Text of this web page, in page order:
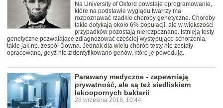
Na University of Oxford powstaje oprogramowanie,
które na podstawie wyglądu twarrzy ma
rozpoznawać rzadkie choroby genetyczne. Choroby
takie dotykają około 6% populacji, ale w większości
przypadków pozostają nierozpoznane. Istnieją testy
genetyczne pozwalające zdiagnozować częściej występujące schorzenia,
takie jak np. zespół Downa. Jednak dla wielu chorób testy nie zostały
opracowane, gdyż nie zidentyfikowano genów, które je powodują.
Parawany medyczne - zapewniają
prywatność, ale są też siedliskiem
lekoopornych bakterii
28 września 2018, 10:44